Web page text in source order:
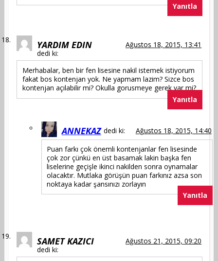
Yanıtla
YARDIM EDIN
dedi ki:
Ağustos 18, 2015, 13:41
Merhabalar, ben bir fen lisesine nakil istemek istiyorum
fakat bos kontenjan yok. Ne yapmam lazim? Sizce bos
kontenjan açılabilir mi? Okulla gorusmeye gerek var mi?
Yanıtla
ANNEKAZ dedi ki: Ağustos 18, 2015, 14:40
Puan farkı çok önemli kontenjanlar fen lisesinde
çok zor çünkü en üst basamak lakin başka fen
liselerine geçişle ikinci nakilden sonra oynamalar
olacaktır. Mutlaka görüşün puan farkınız azsa son
noktaya kadar şansınızı zorlayın
Yanıtla
SAMET KAZICI
dedi ki:
Ağustos 21, 2015, 09:20